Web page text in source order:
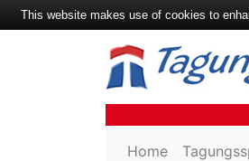
Home
This website makes use of cookies to